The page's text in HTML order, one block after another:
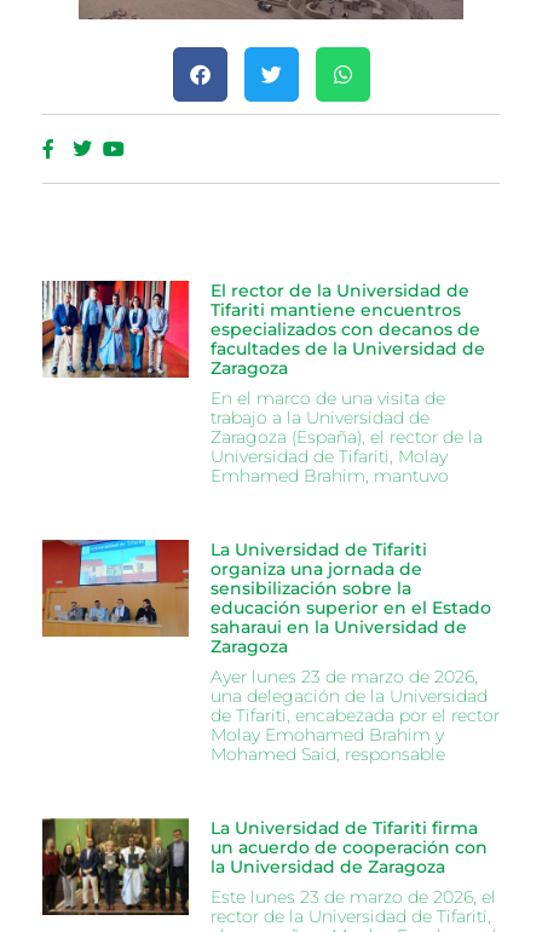
El rector de la Universidad de
Tifariti mantiene encuentros
especializados con decanos de
facultades de la Universidad de
Zaragoza
En el marco de una visita de
trabajo a la Universidad de
Zaragoza (España), el rector de la
Universidad de Tifariti, Molay
Emhamed Brahim, mantuvo
La Universidad de Tifariti
organiza una jornada de
sensibilización sobre la
educación superior en el Estado
saharaui en la Universidad de
Zaragoza
Ayer lunes 23 de marzo de 2026,
una delegación de la Universidad
de Tifariti, encabezada por el rector
Molay Emohamed Brahim y
Mohamed Said, responsable
La Universidad de Tifariti firma
un acuerdo de cooperación con
la Universidad de Zaragoza
Este lunes 23 de marzo de 2026, el
rector de la Universidad de Tifariti,